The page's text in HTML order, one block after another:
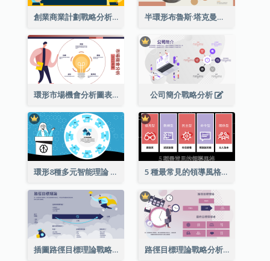
創業商業計劃戰略分析 半環形布魯斯·塔克曼的團隊發展階段模型圖表
環形市場機會分析圖表 公司簡介戰略分析
環形8種多元智能理論 5 種最常見的領導風格列表
插圖路徑目標理論戰略分析 路徑目標理論戰略分析